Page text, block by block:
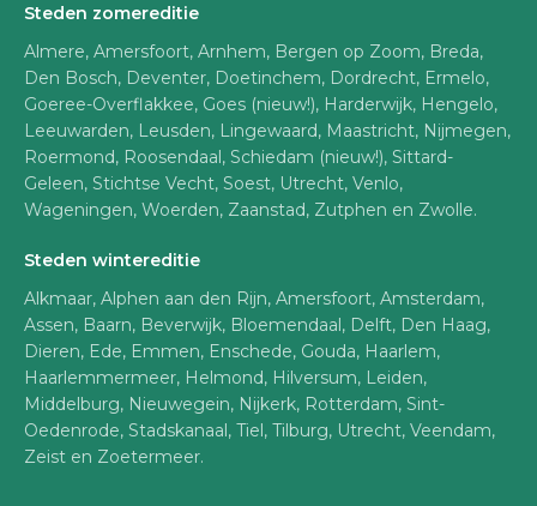
Steden zomereditie
Almere, Amersfoort, Arnhem, Bergen op Zoom, Breda,
Den Bosch, Deventer, Doetinchem, Dordrecht, Ermelo,
Goeree-Overflakkee, Goes (nieuw!), Harderwijk, Hengelo,
Leeuwarden, Leusden, Lingewaard, Maastricht, Nijmegen,
Roermond, Roosendaal, Schiedam (nieuw!), Sittard-
Geleen, Stichtse Vecht, Soest, Utrecht, Venlo,
Wageningen, Woerden, Zaanstad, Zutphen en Zwolle.
Steden wintereditie
Alkmaar, Alphen aan den Rijn, Amersfoort, Amsterdam,
Assen, Baarn, Beverwijk, Bloemendaal, Delft, Den Haag,
Dieren, Ede, Emmen, Enschede, Gouda, Haarlem,
Haarlemmermeer, Helmond, Hilversum, Leiden,
Middelburg, Nieuwegein, Nijkerk, Rotterdam, Sint-
Oedenrode, Stadskanaal, Tiel, Tilburg, Utrecht, Veendam,
Zeist en Zoetermeer.